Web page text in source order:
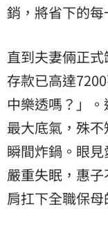
銷，將省下的每
直到夫妻倆正
存款已高達
中樂透嗎？」
最大底氣，殊
瞬間炸鍋。眼
嚴重失眠，惠
肩扛下全職保母